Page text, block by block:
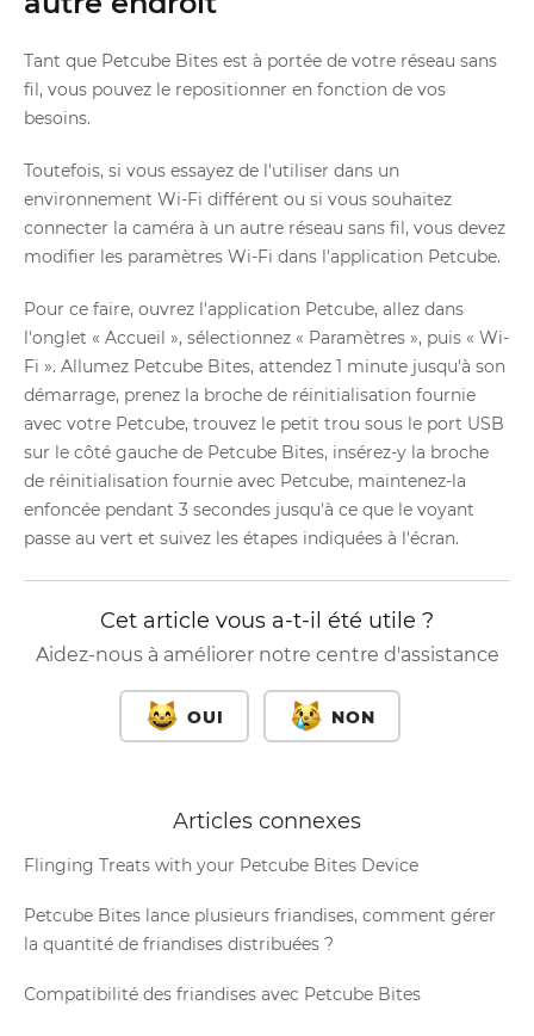
Tant que Petcube Bites est à portée de votre réseau sans
fil, vous pouvez le repositionner en fonction de vos
besoins.
Toutefois, si vous essayez de l'utiliser dans un
environnement Wi-Fi différent ou si vous souhaitez
connecter la caméra à un autre réseau sans fil, vous devez
modifier les paramètres Wi-Fi dans l'application Petcube.
Pour ce faire, ouvrez l'application Petcube, allez dans
l'onglet « Accueil », sélectionnez « Paramètres », puis « Wi-
Fi ». Allumez Petcube Bites, attendez 1 minute jusqu'à son
démarrage, prenez la broche de réinitialisation fournie
avec votre Petcube, trouvez le petit trou sous le port USB
sur le côté gauche de Petcube Bites, insérez-y la broche
de réinitialisation fournie avec Petcube, maintenez-la
enfoncée pendant 3 secondes jusqu'à ce que le voyant
passe au vert et suivez les étapes indiquées à l'écran.
Cet article vous a-t-il été utile ?
Aidez-nous à améliorer notre centre d'assistance
OUI NON
Articles connexes
Flinging Treats with your Petcube Bites Device
Petcube Bites lance plusieurs friandises, comment gérer
la quantité de friandises distribuées ?
Compatibilité des friandises avec Petcube Bites